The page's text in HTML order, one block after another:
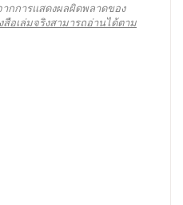
กการแสดงผลผิดพลาดของ
สือเล่มจริงสามารถอ่านได้ตาม